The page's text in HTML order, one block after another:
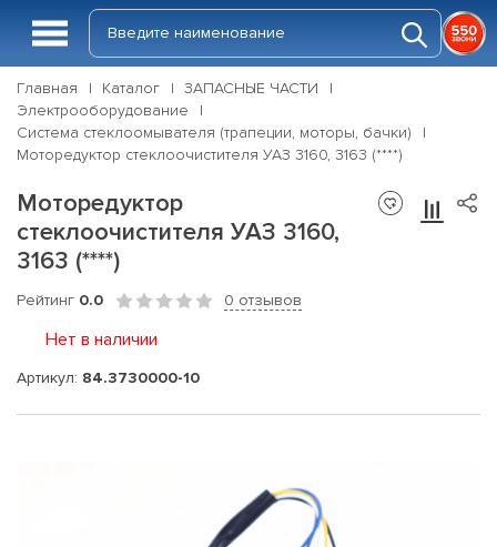
Главная Каталог
ЗАПАСНЫЕ ЧАСТИ
Электрооборудование
Система стеклоомывателя (трапеции, моторы, бачки)
Моторедуктор стеклоочистителя УАЗ 3160, 3163 (****)
Моторедуктор
стеклоочистителя УАЗ 3160,
3163 (****)
Рейтинг 0.0 0 отзывов
Нет в наличии
Артикул: 84.3730000-10